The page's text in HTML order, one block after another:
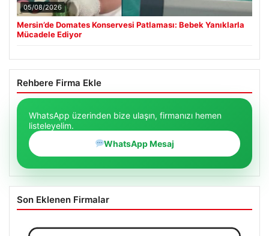
05/08/2026
Mersin’de Domates Konservesi Patlaması: Bebek Yanıklarla
Mücadele Ediyor
Rehbere Firma Ekle
WhatsApp üzerinden bize ulaşın, firmanızı hemen
listeleyelim.
WhatsApp Mesaj
Son Eklenen Firmalar